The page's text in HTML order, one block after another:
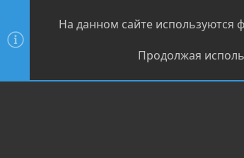
Community platform by XenForo ® © 2010-
На данном сайте используются
Продолжая